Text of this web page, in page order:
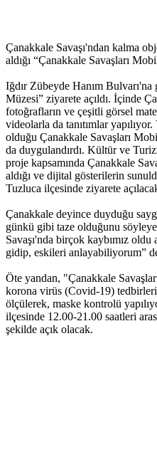
Çanakkale Savaşı'ndan kalma
aldığı “Çanakkale Savaşları
Iğdır Zübeyde Hanım
Müzesi” ziyarete açıldı. İçinde
fotoğrafların ve çeşitli görsel
videolarla da tanıtımlar
olduğu Çanakkale Savaşları
da duygulandırdı. Kültür ve
proje kapsamında Çanakkale
aldığı ve dijital gösterilerin
Tuzluca ilçesinde ziyarete
Çanakkale deyince duyduğu
günkü gibi taze olduğunu
Savaşı'nda birçok kaybımız
gidip, eskileri anlayabiliyorum”
Öte yandan, "Çanakkale
korona virüs (Covid-19) tedbirleri
ölçülerek, maske kontrolü
ilçesinde 12.00-21.00 saatleri
şekilde açık olacak.